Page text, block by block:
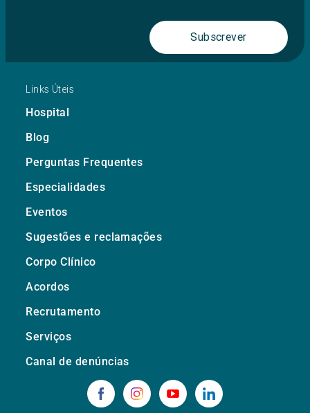
Subscrever
Links Úteis
Hospital
Blog
Perguntas Frequentes
Especialidades
Eventos
Sugestões e reclamações
Corpo Clínico
Acordos
Recrutamento
Serviços
Canal de denúncias